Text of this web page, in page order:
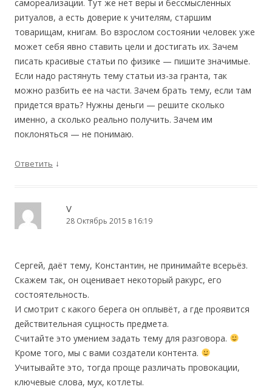
самореализации. Тут же нет веры и бессмысленных
ритуалов, а есть доверие к учителям, старшим
товарищам, книгам. Во взрослом состоянии человек уже
может себя явно ставить цели и достигать их. Зачем
писать красивые статьи по физике — пишите значимые.
Если надо растянуть тему статьи из-за гранта, так
можно разбить ее на части. Зачем брать тему, если там
придется врать? Нужны деньги — решите сколько
именно, а сколько реально получить. Зачем им
поклоняться — не понимаю.
Ответить ↓
V
28 Октябрь 2015 в 16:19
Сергей, даёт тему, Константин, не принимайте всерьёз.
Скажем так, он оценивает некоторый ракурс, его
состоятельность.
И смотрит с какого берега он оплывёт, а где проявится
действительная сущность предмета.
Считайте это умением задать тему для разговора.
Кроме того, мы с вами создатели контента.
Учитывайте это, тогда проще различать провокации,
ключевые слова, мух, котлеты.